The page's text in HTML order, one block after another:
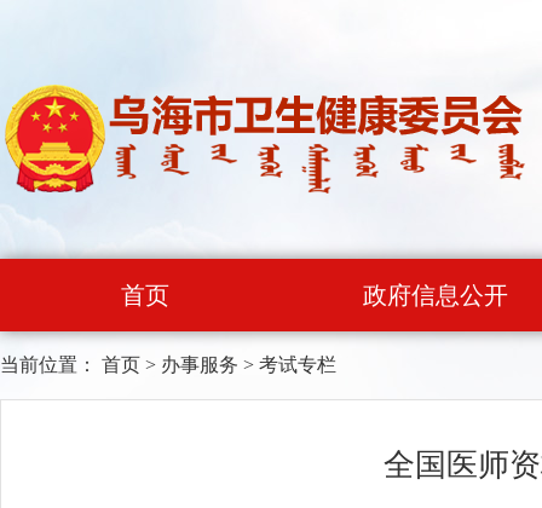
首页 政府信息公开
当前位置： 首页 > 办事服务 > 考试专栏
全国医师